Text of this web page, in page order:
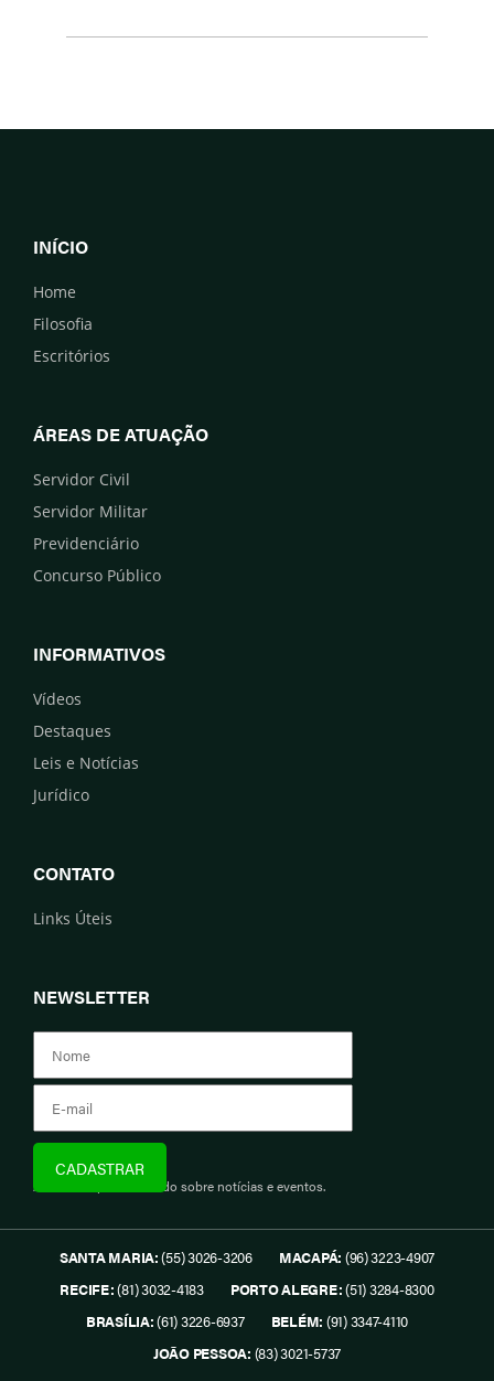
INÍCIO
Home
Filosofia
Escritórios
ÁREAS DE ATUAÇÃO
Servidor Civil
Servidor Militar
Previdenciário
Concurso Público
INFORMATIVOS
Vídeos
Destaques
Leis e Notícias
Jurídico
CONTATO
Links Úteis
NEWSLETTER
Assine e fique informado sobre notícias e eventos.
SANTA MARIA:(55) 3026-3206 MACAPÁ: (96) 3223-4907
RECIFE:(81) 3032-4183 PORTO ALEGRE:(51) 3284-8300
BRASÍLIA:(61) 3226-6937 BELÉM: (91) 3347-4110
JOÃO PESSOA: (83) 3021-5737